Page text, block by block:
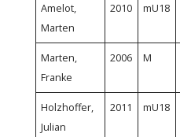
Amelot,
Marten
2010 mU18
Marten,
Franke
2006 M
Holzhoffer,
Julian
2011 mU18